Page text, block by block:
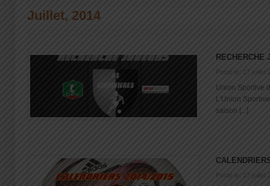
Juillet, 2014
RECHERCHE
Posté le: 17 juillet
Union Sportive
L’Union
saison [...]
Posté le: 17 juillet